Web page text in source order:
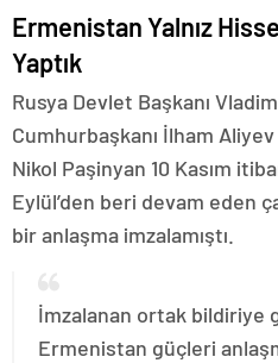
Ermenistan Yalnız
Yaptık
Rusya Devlet Başkanı
Cumhurbaşkanı İlham
Nikol Paşinyan 10 Kasım
Eylül’den beri devam eden
bir anlaşma imzalamıştı.
İmzalanan ortak bildiriye
Ermenistan güçleri